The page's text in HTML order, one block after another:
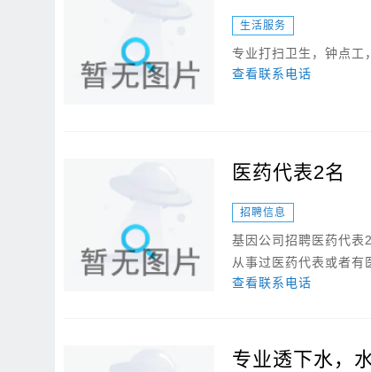
生活服务
专业打扫卫生，钟点工
查看联系电话
医药代表2名
招聘信息
基因公司招聘医药代表
从事过医药代表或者有
查看联系电话
专业透下水，